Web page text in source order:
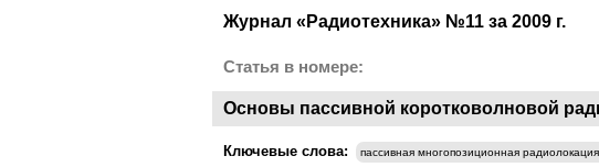
Журнал «Радиотехника» №11 за 2009 г.
Статья в номере:
Основы пассивной коротковолновой
Ключевые слова: пассивная многопозиционная